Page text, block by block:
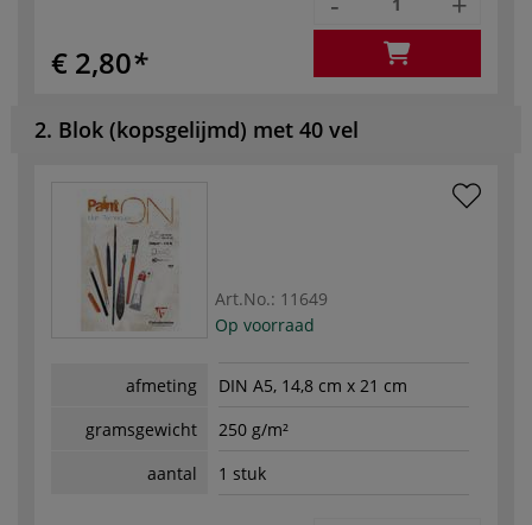
€ 2,80
2. Blok (kopsgelijmd) met 40 vel
Art.No.: 11649
Op voorraad
afmeting
DIN A5, 14,8 cm x 21 cm
gramsgewicht
250 g/m²
aantal
1 stuk